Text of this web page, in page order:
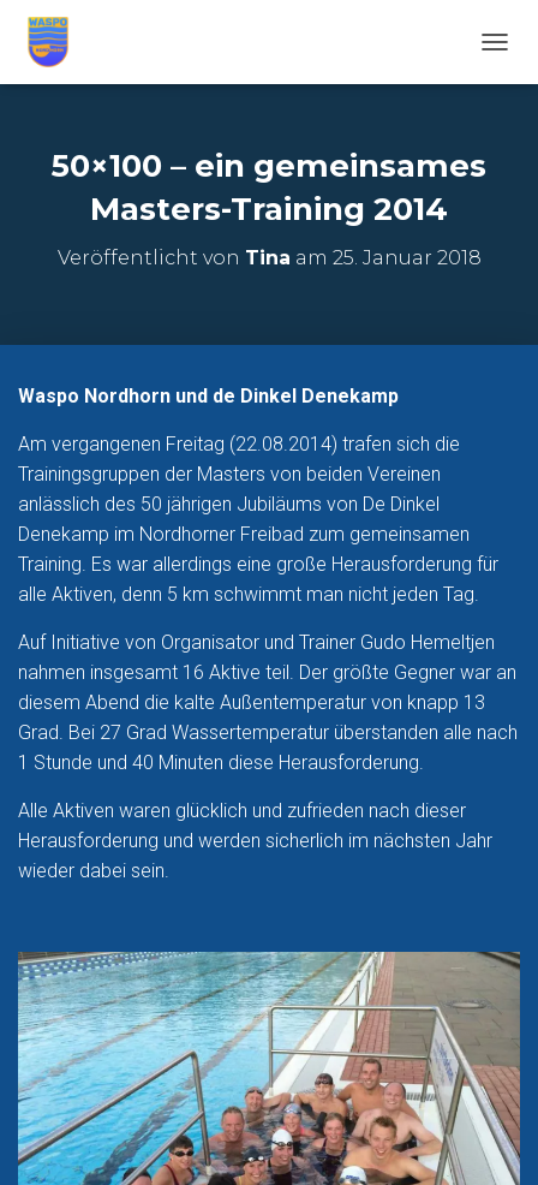
A
50×100 – ein gemeinsames
Masters-Training 2014
Veröffentlicht von Tina am 25. Januar 2018
Waspo Nordhorn und de Dinkel Denekamp
Am vergangenen Freitag (22.08.2014) trafen sich die
Trainingsgruppen der Masters von beiden Vereinen
anlässlich des 50 jährigen Jubiläums von De Dinkel
Denekamp im Nordhorner Freibad zum gemeinsamen
Training. Es war allerdings eine große Herausforderung für
alle Aktiven, denn 5 km schwimmt man nicht jeden Tag.
Auf Initiative von Organisator und Trainer Gudo Hemeltjen
nahmen insgesamt 16 Aktive teil. Der größte Gegner war an
diesem Abend die kalte Außentemperatur von knapp 13
Grad. Bei 27 Grad Wassertemperatur überstanden alle nach
1 Stunde und 40 Minuten diese Herausforderung.
Alle Aktiven waren glücklich und zufrieden nach dieser
Herausforderung und werden sicherlich im nächsten Jahr
wieder dabei sein.